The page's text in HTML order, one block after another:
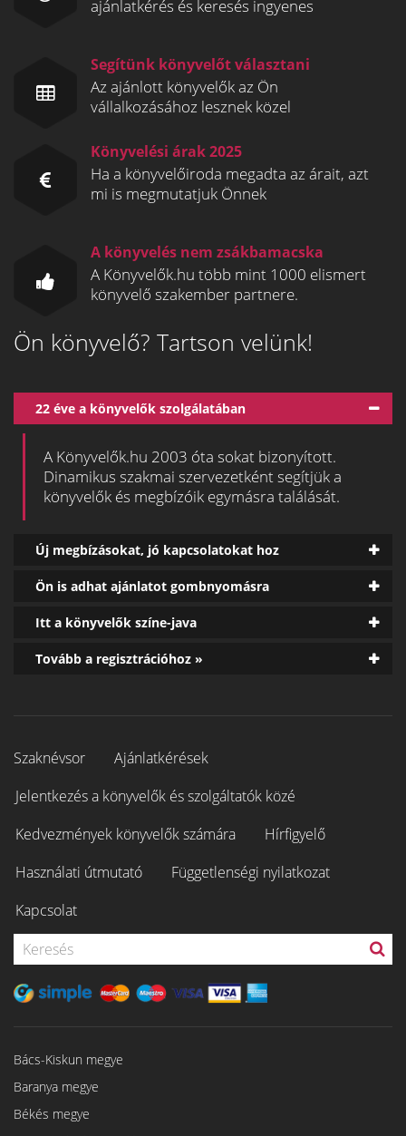
ajánlatkérés és keresés ingyenes
Segítünk könyvelőt választani
Az ajánlott könyvelők az Ön
vállalkozásához lesznek közel
Könyvelési árak 2025
Ha a könyvelőiroda megadta az árait, azt
mi is megmutatjuk Önnek
A könyvelés nem zsákbamacska
A Könyvelők.hu több mint 1000 elismert
könyvelő szakember partnere.
Ön könyvelő? Tartson velünk!
22 éve a könyvelők szolgálatában
A Könyvelők.hu 2003 óta sokat bizonyított.
Dinamikus szakmai szervezetként segítjük a
könyvelők és megbízóik egymásra találását.
Új megbízásokat, jó kapcsolatokat hoz
Ön is adhat ajánlatot gombnyomásra
Itt a könyvelők színe-java
Tovább a regisztrációhoz »
Szaknévsor
Ajánlatkérések
Jelentkezés a könyvelők és szolgáltatók közé
Kedvezmények könyvelők számára
Hírfigyelő
Használati útmutató
Függetlenségi nyilatkozat
Kapcsolat
Bács-Kiskun megye
Baranya megye
Békés megye